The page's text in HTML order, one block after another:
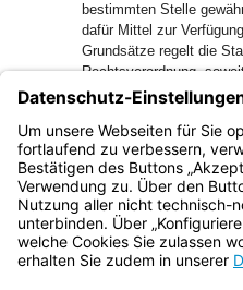
bestimmten Stelle
dafür Mittel zur
Grundsätze regelt die
Rechtsverordnung,
bestimmt ist. Die
Satz 2 im staatlichen
Dienstbehörden und
die
Bayern.de
BayernPortal